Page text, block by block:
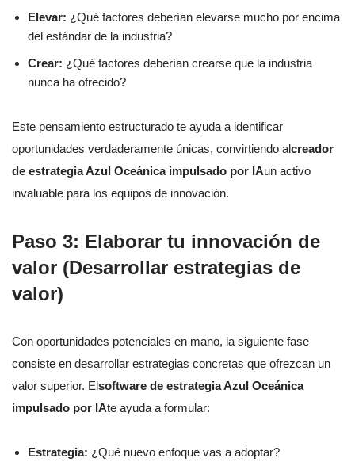
Elevar: ¿Qué factores deberían elevarse mucho por encima
del estándar de la industria?
Crear: ¿Qué factores deberían crearse que la industria
nunca ha ofrecido?
Este pensamiento estructurado te ayuda a identificar
oportunidades verdaderamente únicas, convirtiendo alcreador
de estrategia Azul Oceánica impulsado por IAun activo
invaluable para los equipos de innovación.
Paso 3: Elaborar tu innovación de
valor (Desarrollar estrategias de
valor)
Con oportunidades potenciales en mano, la siguiente fase
consiste en desarrollar estrategias concretas que ofrezcan un
valor superior. Elsoftware de estrategia Azul Oceánica
impulsado por IAte ayuda a formular:
Estrategia: ¿Qué nuevo enfoque vas a adoptar?